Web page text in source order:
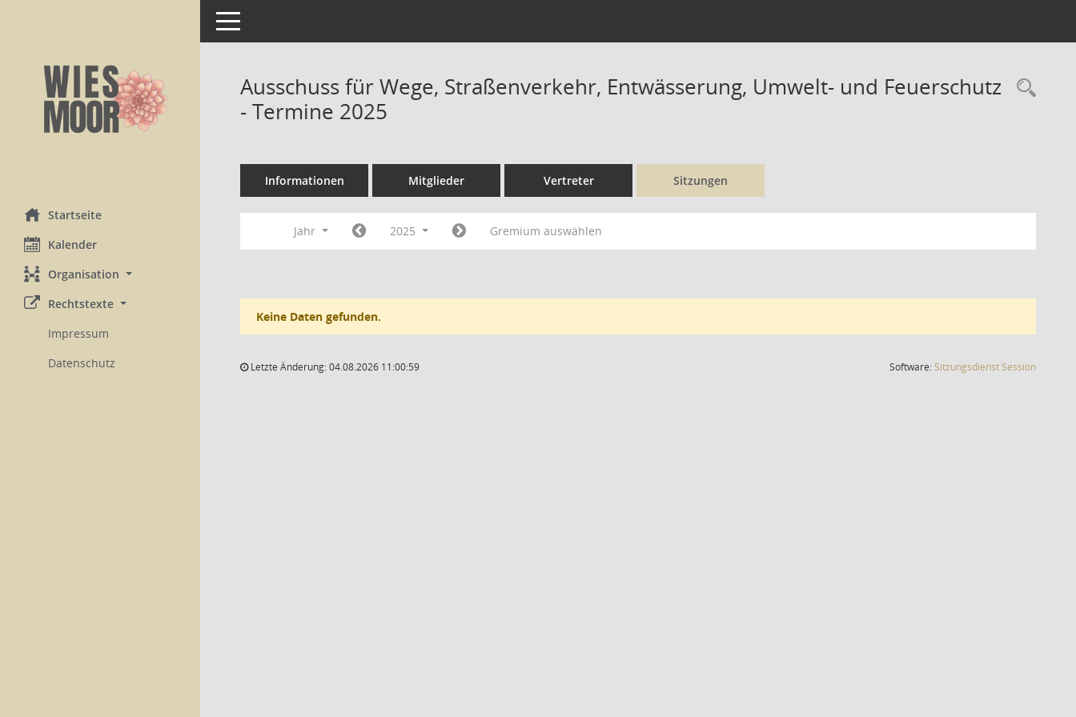
Startseite
Kalender
Organisation
Rechtstexte
Impressum
Datenschutz
Toggle navigation
Ausschuss für Wege, Straßenverkehr, Entwässerung, Umwelt- und Feuerschutz
- Termine 2025
Informationen Mitglieder Vertreter Sitzungen
Jahr 2025 Gremium auswählen
Keine Daten gefunden.
Letzte Änderung: 04.08.2026 11:00:59 Software:SitzungsdienstSession(Wird in